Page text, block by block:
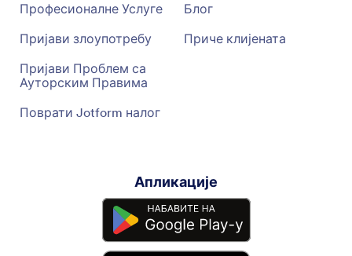
Професионалне Услуге
Пријави злоупотребу
Пријави Проблем са
Ауторским Правима
Поврати Jotform налог
Блог
Приче клијената
Апликације